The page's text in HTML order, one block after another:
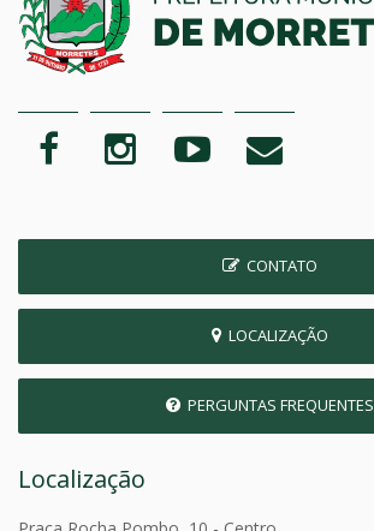
CONTATO
LOCALIZAÇÃO
PERGUNTAS FREQUENTES
Localização